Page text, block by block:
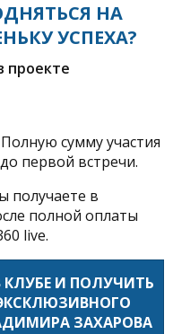
НА
УСПЕХА?
проекте
сумму участия
первой встречи.
получаете в
полной оплаты
live.
КЛУБЕ И ПОЛУЧИТЬ
ЗАХАРОВА